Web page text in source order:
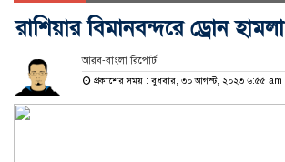
রাশিয়ার বিমানবন্দরে ড্রোন হামলা
আরব-বাংলা রিপোর্ট:
প্রকাশের সময় : বুধবার, ৩০ আগস্ট, ২০২৩ ৬:৫৫ am